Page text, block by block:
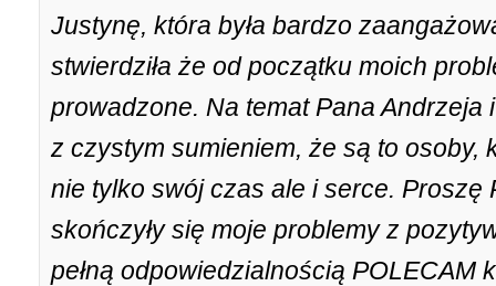
Justynę, która była bardzo
stwierdziła że od początku moich
prowadzone. Na temat Pana
z czystym sumieniem, że są to osoby,
nie tylko swój czas ale i serce. Proszę
skończyły się moje problemy z
pełną odpowiedzialnością POLECAM